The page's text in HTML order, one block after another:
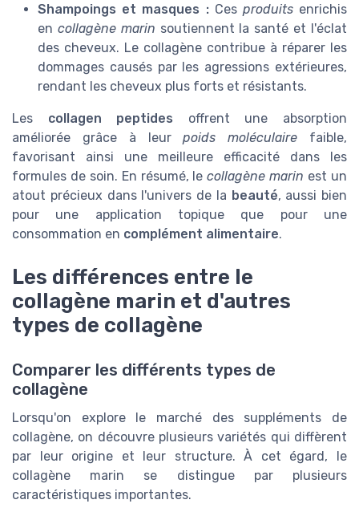
Shampoings et masques :Ces produitsenrichis
en collagène marin soutiennent la santé et l'éclat
des cheveux. Le collagène contribue à réparer les
dommages causés par les agressions extérieures,
rendant les cheveux plus forts et résistants.
Les collagen peptides offrent une absorption
améliorée grâce à leurpoids moléculaire faible,
favorisant ainsi une meilleure efficacité dans les
formules de soin. En résumé, lecollagène marin est un
atout précieux dans l'univers de la beauté, aussi bien
pour une application topique que pour une
consommation en complément alimentaire.
Les différences entre le
collagène marin et d'autres
types de collagène
Comparer les différents types de
collagène
Lorsqu'on explore le marché des suppléments de
collagène, on découvre plusieurs variétés qui diffèrent
par leur origine et leur structure. À cet égard, le
collagène marin se distingue par plusieurs
caractéristiques importantes.